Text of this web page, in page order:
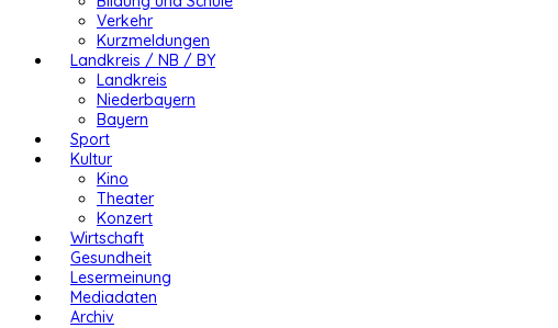
Verkehr
Kurzmeldungen
Landkreis / NB / BY
Landkreis
Niederbayern
Bayern
Sport
Kultur
Kino
Theater
Konzert
Wirtschaft
Gesundheit
Lesermeinung
Mediadaten
Archiv